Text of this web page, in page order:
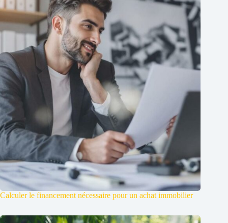
Calculer le financement nécessaire pour un achat immobilier